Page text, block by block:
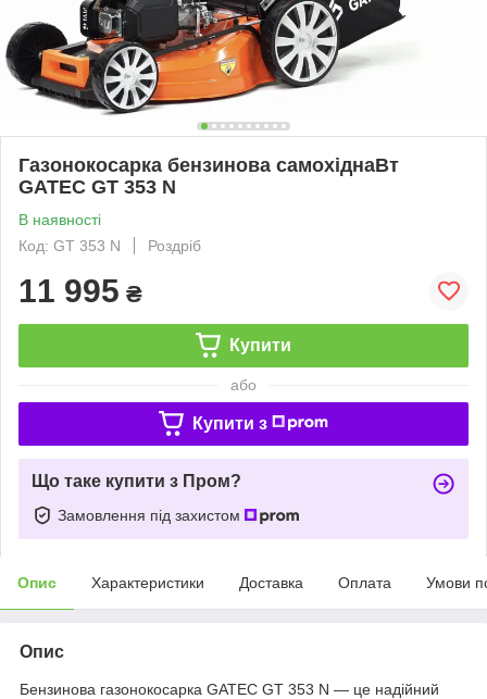
Газонокосарка бензинова самохіднаВт
GATEC GT 353 N
В наявності
Код: GT 353 N
Роздріб
11 995 ₴
Купити
або
Купити з
Що таке купити з Пром?
Замовлення під захистом
Опис Характеристики Доставка Оплата Умови
Опис
Бензинова газонокосарка GATEC GT 353 N — це надійний